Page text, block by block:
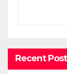
Recent